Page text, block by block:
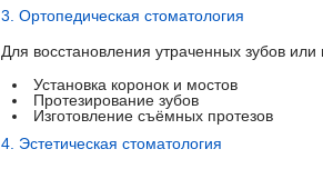
3. Ортопедическая стоматология
Для восстановления утраченных зубов
Установка коронок и мостов
Протезирование зубов
Изготовление съёмных протезов
4. Эстетическая стоматология